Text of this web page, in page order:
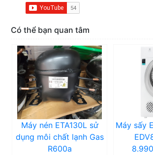
Có thể bạn quan tâm
Máy nén ETA130L sử
dụng môi chất lạnh Gas
R600a
Máy sấy